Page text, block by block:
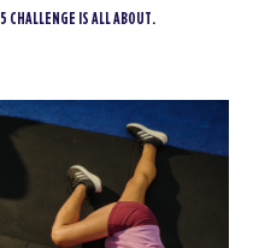
CHALLENGE IS ALL ABOUT.